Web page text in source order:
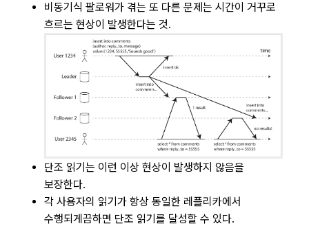
비동기식 팔로워가 겪는 또 다른 문제는 시간이 거꾸로
흐르는 현상이 발생한다는 것.
단조 읽기는 이런 이상 현상이 발생하지 않음을
보장한다.
각 사용자의 읽기가 항상 동일한 레플리카에서
수행되게끔하면 단조 읽기를 달성할 수 있다.